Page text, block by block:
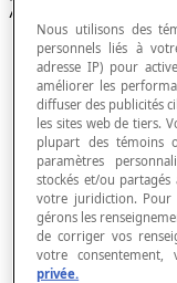
Articles
Chiffre
Nombre
Nombre
Nombre
Nombre
Nombre
Nombre
Nombre pair
Nombre
Nombre
Nombre
Nous utilisons des
personnels liés à
adresse IP) pour
améliorer les
diffuser des publicités
les sites web de tiers.
plupart des témoins
paramètres
stockés et/ou
votre juridiction. Pour
gérons les
de corriger vos
votre consentement,
privée.